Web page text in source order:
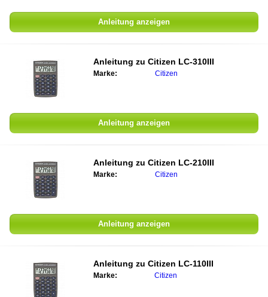
Anleitung anzeigen
Anleitung zu Citizen LC-310III
Marke: Citizen
Anleitung anzeigen
Anleitung zu Citizen LC-210III
Marke: Citizen
Anleitung anzeigen
Anleitung zu Citizen LC-110III
Marke: Citizen